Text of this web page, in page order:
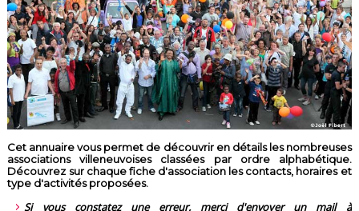
Cet annuaire vous permet de découvrir en détails les nombreuses
associations villeneuvoises classées par ordre alphabétique.
Découvrez sur chaque fiche d'association les contacts, horaires et
type d'activités proposées.
Si vous constatez une erreur, merci d'envoyer un mail à